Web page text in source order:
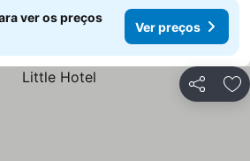
ver os preços
Ver preços
Partilhar